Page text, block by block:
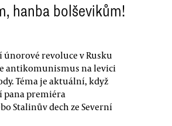
hanba bolševikům!
únorové revoluce v Rusku
antikomunismus na levici
Téma je aktuální, když
pana premiéra
Stalinův dech ze Severní